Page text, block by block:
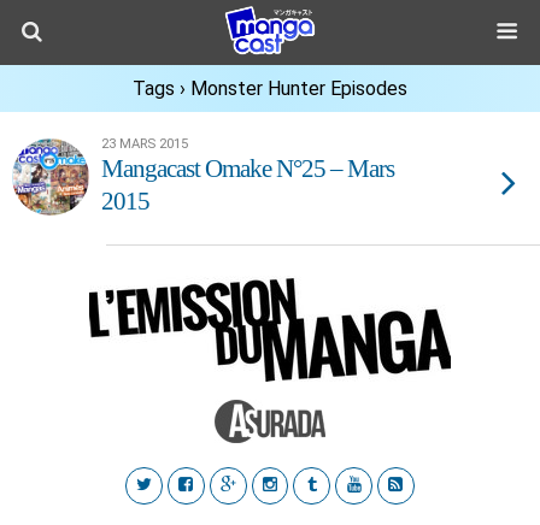
Tags › Monster Hunter Episodes
23 MARS 2015
Mangacast Omake N°25 – Mars
2015